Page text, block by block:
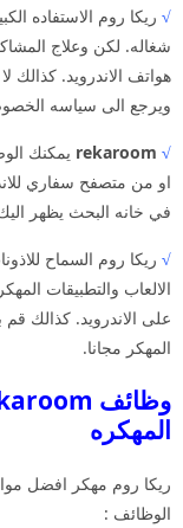
√ ريكا روم الاستفاده
شغاله. لكن وعلاج
هواتف الاندرويد. كذالك
ويرجع الى سياسه
√
rekaroom يمكنك
او من متصفح سفاري
في خانه البحث يظهر
√ ريكا روم السماح
الالعاب والتطبيقات
على الاندرويد. كذالك
المهكر مجانا.
المهكره
ريكا روم مهكر افضل
الوظائف :